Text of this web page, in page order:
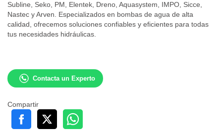
Subline, Seko, PM, Elentek, Dreno, Aquasystem, IMPO, Sicce,
Nastec y Arven. Especializados en bombas de agua de alta
calidad, ofrecemos soluciones confiables y eficientes para todas
tus necesidades hidráulicas.
Contacta un Experto
Compartir